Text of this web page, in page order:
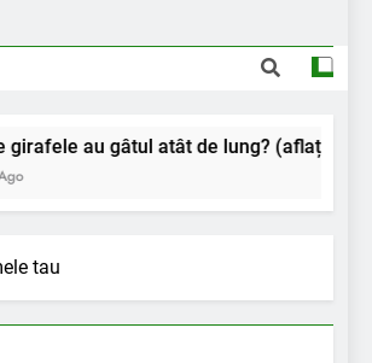
girafele au gâtul atât de lung? (aflați
tau